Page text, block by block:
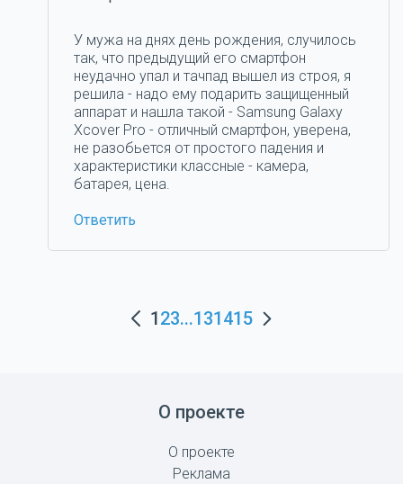
У мужа на днях день рождения, случилось
так, что предыдущий его смартфон
неудачно упал и тачпад вышел из строя, я
решила - надо ему подарить защищенный
аппарат и нашла такой - Samsung Galaxy
Xcover Pro - отличный смартфон, уверена,
не разобьется от простого падения и
характеристики классные - камера,
батарея, цена.
Ответить
123...131415
О проекте
О проекте
Реклама